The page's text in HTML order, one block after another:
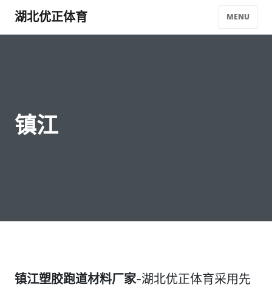
湖北优正体育 MENU
镇江
镇江塑胶跑道材料厂家-湖北优正体育采用先